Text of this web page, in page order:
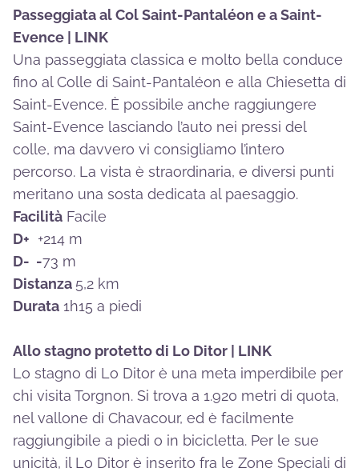
Passeggiata al Col Saint-Pantaléon e a Saint-
Evence | LINK
Una passeggiata classica e molto bella conduce
fino al Colle di Saint-Pantaléon e alla Chiesetta di
Saint-Evence. È possibile anche raggiungere
Saint-Evence lasciando l’auto nei pressi del
colle, ma davvero vi consigliamo l’intero
percorso. La vista è straordinaria, e diversi punti
meritano una sosta dedicata al paesaggio.
Facilità Facile
D+ +214 m
D- -73 m
Distanza 5,2 km
Durata 1h15 a piedi
Allo stagno protetto di Lo Ditor | LINK
Lo stagno di Lo Ditor è una meta imperdibile per
chi visita Torgnon. Si trova a 1.920 metri di quota,
nel vallone di Chavacour, ed è facilmente
raggiungibile a piedi o in bicicletta. Per le sue
unicità, il Lo Ditor è inserito fra le Zone Speciali di